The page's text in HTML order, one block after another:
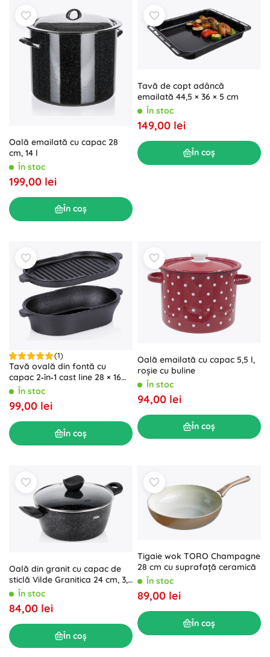
Oală emailată cu capac 28
cm, 14 l
În stoc
199,00 lei
În coș
Tavă de copt adâncă
emailată 44,5 × 36 × 5 cm
În stoc
149,00 lei
În coș
(1)
Tavă ovală din fontă cu
capac 2‑în‑1 cast line 28 × 16
cm, 1,2 l
În stoc
99,00 lei
În coș
Oală emailată cu capac 5,5 l,
roșie cu buline
În stoc
94,00 lei
În coș
Oală din granit cu capac de
sticlă Vilde Granitica 24 cm, 3,6
l
În stoc
84,00 lei
În coș
Tigaie wok TORO Champagne
28 cm cu suprafață ceramică
În stoc
89,00 lei
În coș